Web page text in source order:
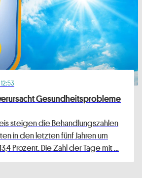
Gesundheitsprobleme
steigen die Behandlungszahlen
in den letzten fünf Jahren um
Prozent. Die Zahl der Tage mit …